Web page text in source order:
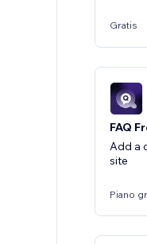
Gratis
FAQ
Add a
site
Piano